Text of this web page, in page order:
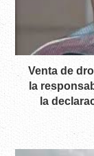
Venta de
la
la